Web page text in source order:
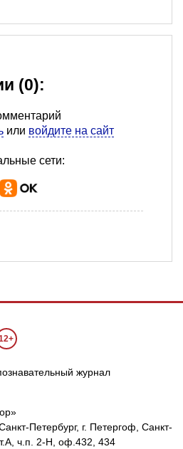
(0):
или войдите на сайт
сети:
журнал
Петербург, г. Петергоф, Санкт-
ч.п. 2-Н, оф.432, 434